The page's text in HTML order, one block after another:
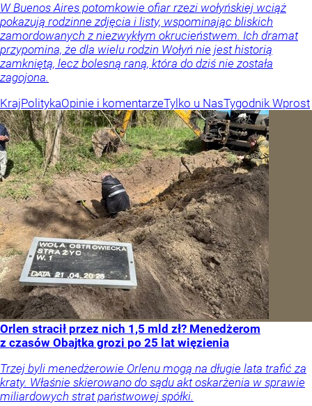
W Buenos Aires potomkowie ofiar rzezi wołyńskiej wciąż
pokazują rodzinne zdjęcia i listy, wspominając bliskich
zamordowanych z niezwykłym okrucieństwem. Ich dramat
przypomina, że dla wielu rodzin Wołyń nie jest historią
zamkniętą, lecz bolesną raną, która do dziś nie została
zagojona.
KrajPolitykaOpinie i komentarzeTylko u NasTygodnik Wprost
Orlen stracił przez nich 1,5 mld zł? Menedżerom
z czasów Obajtka grozi po 25 lat więzienia
Trzej byli menedżerowie Orlenu mogą na długie lata trafić za
kraty. Właśnie skierowano do sądu akt oskarżenia w sprawie
miliardowych strat państwowej spółki.